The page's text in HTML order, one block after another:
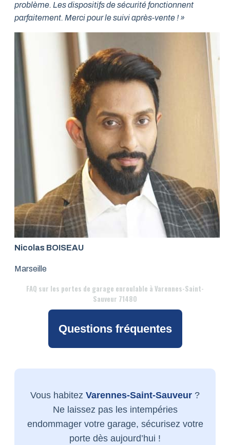
problème. Les dispositifs de sécurité fonctionnent
parfaitement. Merci pour le suivi après-vente ! »
Nicolas BOISEAU
Marseille
FAQ sur les portes de garage enroulable à Varennes-Saint-
Sauveur 71480
Questions fréquentes
Vous habitez Varennes-Saint-Sauveur ?
Ne laissez pas les intempéries
endommager votre garage, sécurisez votre
porte dès aujourd’hui !